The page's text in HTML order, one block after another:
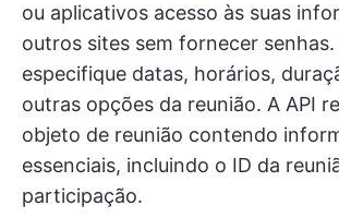
ou aplicativos acesso às suas
outros sites sem fornecer senhas.
especifique datas, horários,
outras opções da reunião. A API
objeto de reunião contendo
essenciais, incluindo o ID da
participação.